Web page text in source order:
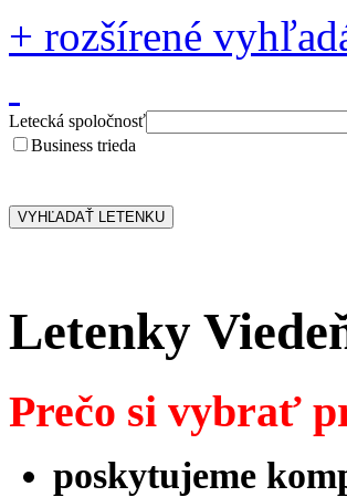
+ rozšírené
Letecká spoločnosť
Business trieda
Letenky
Prečo si vybrať
poskytujeme